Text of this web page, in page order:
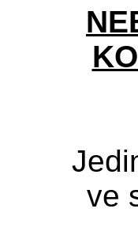
ve